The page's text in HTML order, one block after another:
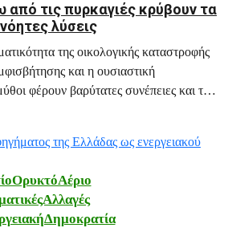
από τις πυρκαγιές κρύβουν τα
λύσεις
της οικολογικής καταστροφής
και η ουσιαστική
φέρουν βαρύτατες συνέπειες και το
ευθύνη μας.